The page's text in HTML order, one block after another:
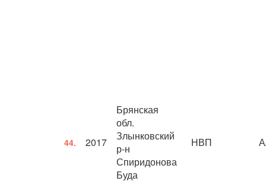
44. 2017
Брянская
обл.
Злынковский
р-н
Спиридонова
Буда
НВП